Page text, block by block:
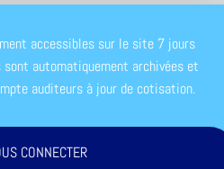
accessibles sur le site 7 jours
automatiquement archivées et
auditeurs à jour de cotisation.
CONNECTER